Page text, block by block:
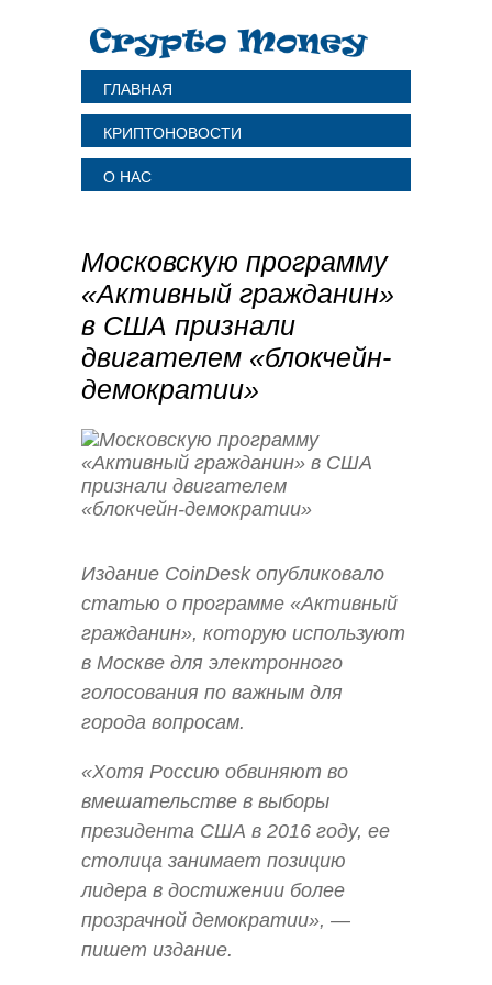
ГЛАВНАЯ
КРИПТОНОВОСТИ
О НАС
Московскую программу
«Активный гражданин»
в США признали
двигателем «блокчейн-
демократии»
Издание CoinDesk опубликовало
статью о программе «Активный
гражданин», которую используют
в Москве для электронного
голосования по важным для
города вопросам.
«Хотя Россию обвиняют во
вмешательстве в выборы
президента США в 2016 году, ее
столица занимает позицию
лидера в достижении более
прозрачной демократии», —
пишет издание.